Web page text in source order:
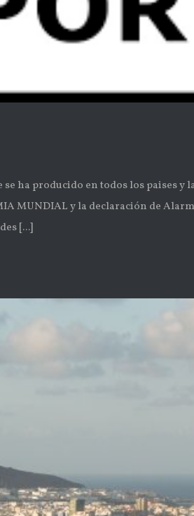
ha producido en todos los paises y
MUNDIAL y la declaración de
[...]